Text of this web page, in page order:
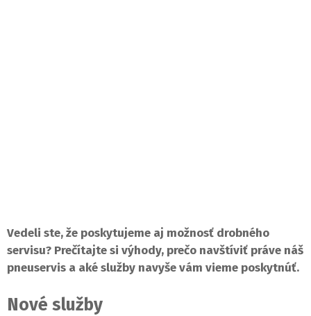
Vedeli ste, že poskytujeme aj možnosť drobného
servisu? Prečítajte si výhody, prečo navštíviť práve náš
pneuservis a aké služby navyše vám vieme poskytnúť.
Nové služby